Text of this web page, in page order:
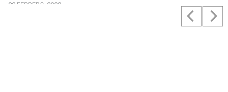
23 FEBRERO, 2022